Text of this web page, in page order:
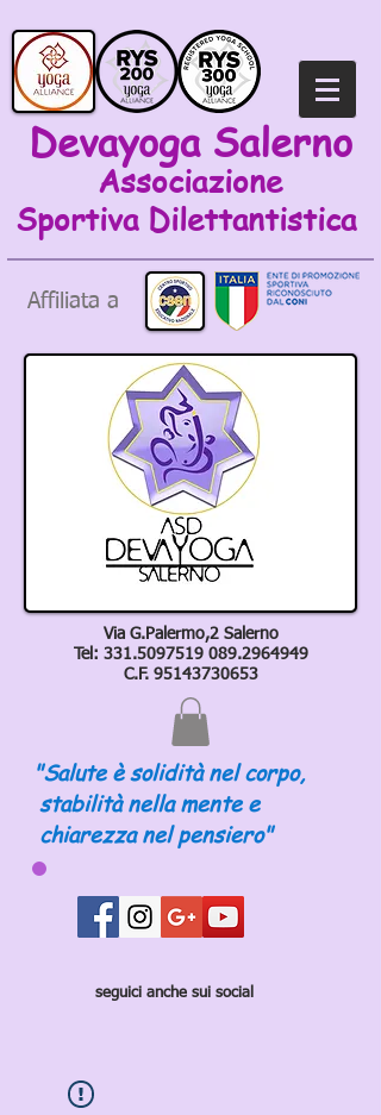
Devayoga Salerno
Associazione
Sportiva Dilettantistica
Affiliata a
Via G.Palermo,2 Salerno
Tel: 331.5097519 089.2964949
C.F. 95143730653
"Salute è solidità nel corpo,
stabilità nella mente e
chiarezza nel pensiero"
seguici anche sui social